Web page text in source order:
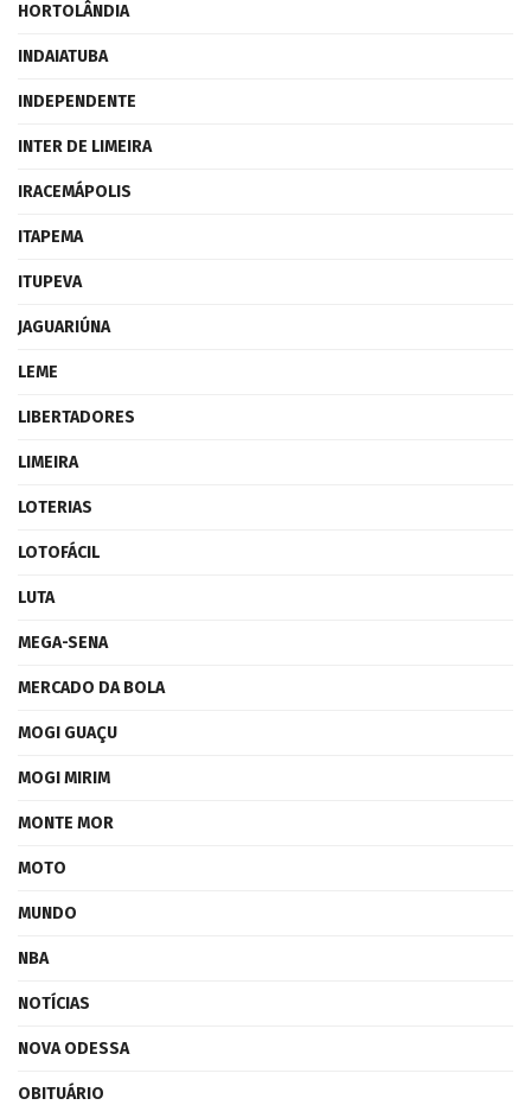
HORTOLÂNDIA
INDAIATUBA
INDEPENDENTE
INTER DE LIMEIRA
IRACEMÁPOLIS
ITAPEMA
ITUPEVA
JAGUARIÚNA
LEME
LIBERTADORES
LIMEIRA
LOTERIAS
LOTOFÁCIL
LUTA
MEGA-SENA
MERCADO DA BOLA
MOGI GUAÇU
MOGI MIRIM
MONTE MOR
MOTO
MUNDO
NBA
NOTÍCIAS
NOVA ODESSA
OBITUÁRIO